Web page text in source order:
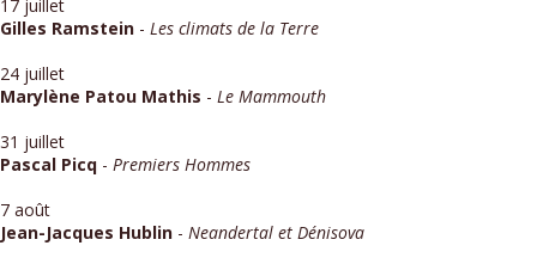
17 juillet
Gilles Ramstein - Les climats de la Terre
24 juillet
Marylène Patou Mathis - Le Mammouth
31 juillet
Pascal Picq - Premiers Hommes
7 août
Jean-Jacques Hublin - Neandertal et Dénisova